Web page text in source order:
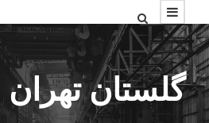
گلستان تهران